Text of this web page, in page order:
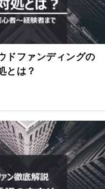
ドファンディングの
とは？